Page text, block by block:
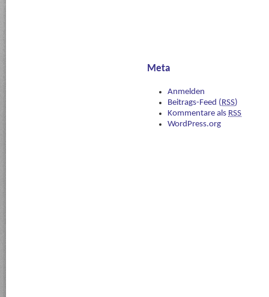
Meta
Anmelden
Beitrags-Feed ( RSS)
Kommentare als RSS
WordPress.org